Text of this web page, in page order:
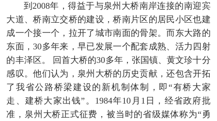
到2008年，得益于与泉州大桥南岸连接的南迎宾
大道、桥南立交桥的建设，桥南片区的居民小区也建
成一个接一个，拉开了城市南面的骨架。而东大路的
东面，30多年来，早已发展一个配套成熟、活力四射
的丰泽区。 回首大桥的30多年，张国镇、黄文珍十分
感叹。他们认为，泉州大桥的历史贡献，还包含开拓
了我省公路桥梁建设的新机制体制，即“有桥大家
走、建桥大家出钱”。1984年10月1日，经省政府批
准，泉州大桥正式征费，被当时的省级媒体称为“勇